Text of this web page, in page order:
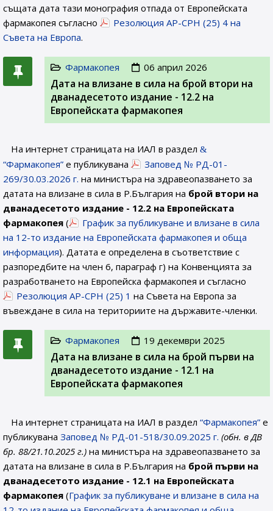
същата дата тази монография отпада от Европейската
фармакопея съгласно
Резолюция AP-CPH (25) 4 на
Съвета на Европа.
Фармакопея 06 април 2026
Дата на влизане в сила на брой втори на
дванадесетото издание - 12.2 на
Европейската фармакопея
На интернет страницата на ИАЛ в раздел
“Фармакопея” е публикувана
Заповед № РД-01-
269/30.03.2026 г. на министъра на здравеопазването за
датата на влизане в сила в Р.България на брой втори на
дванадесетото издание - 12.2 на Европейската
фармакопея (
График за публикуване и влизане в сила
на 12-то издание на Европейската фармакопея и обща
информация). Датата е определена в съответствие с
разпоредбите на член 6, параграф г) на Конвенцията за
разработването на Европейска фармакопея и съгласно
Резолюция AP-CPH (25) 1 на Съвета на Европа за
въвеждане в сила на териториите на държавите-членки.
Фармакопея 19 декември 2025
Дата на влизане в сила на брой първи на
дванадесетото издание - 12.1 на
Европейската фармакопея
На интернет страницата на ИАЛ в раздел“Фармакопея” е
публикувана Заповед № РД-01-518/30.09.2025 г. (обн. в ДВ
бр. 88/21.10.2025 г.) на министъра на здравеопазването за
датата на влизане в сила в Р.България на брой първи на
дванадесетото издание - 12.1 на Европейската
фармакопея (График за публикуване и влизане в сила на